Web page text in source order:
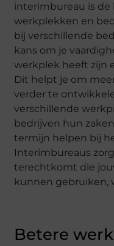
interimbureau is de
werkplekken en
bij verschillende
kans om je
werkplek heeft zijn
Dit helpt je om
verder te
verschillende
bedrijven hun
termijn helpen bij
Interimbureaus
terechtkomt die
kunnen gebruiken,
Betere